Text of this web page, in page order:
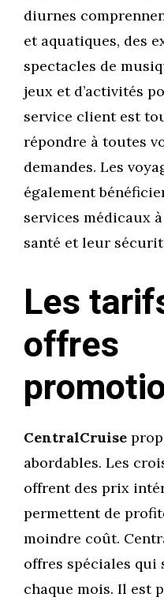
diurnes
et aquatiques, des
spectacles de
jeux et d’activités
service client est
répondre à toutes
demandes. Les
également
services médicaux
santé et leur
Les
offres
CentralCruise
abordables. Les
offrent des prix
permettent de
moindre coût.
offres spéciales qui
chaque mois. Il est